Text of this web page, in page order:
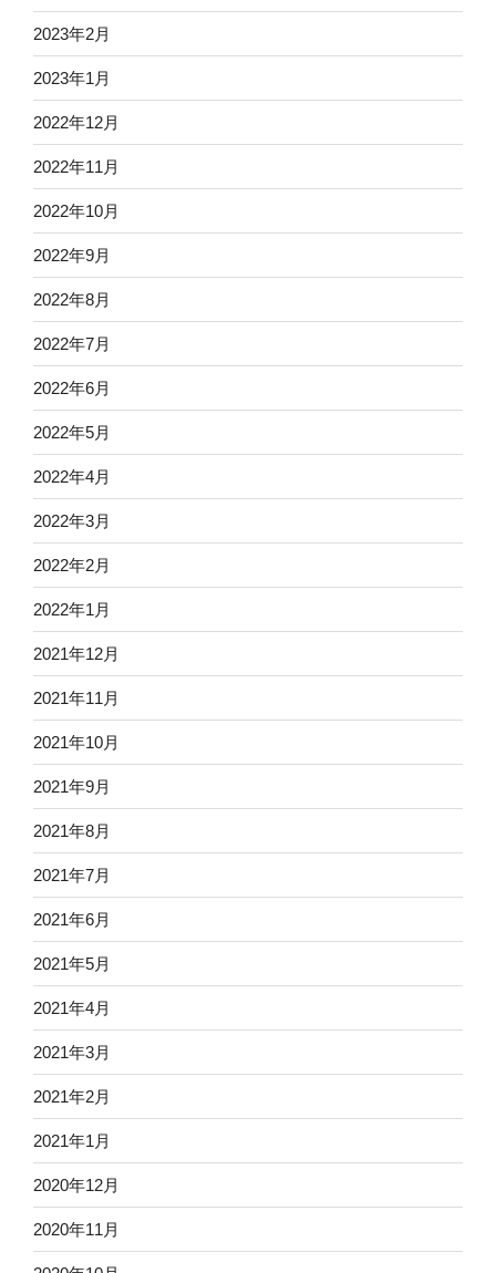
2023年2月
2023年1月
2022年12月
2022年11月
2022年10月
2022年9月
2022年8月
2022年7月
2022年6月
2022年5月
2022年4月
2022年3月
2022年2月
2022年1月
2021年12月
2021年11月
2021年10月
2021年9月
2021年8月
2021年7月
2021年6月
2021年5月
2021年4月
2021年3月
2021年2月
2021年1月
2020年12月
2020年11月